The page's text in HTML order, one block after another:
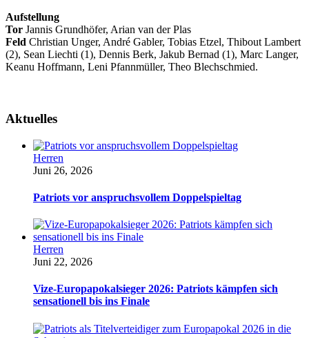
Aufstellung
Tor Jannis Grundhöfer, Arian van der Plas
Feld Christian Unger, André Gabler, Tobias Etzel, Thibout Lambert
(2), Sean Liechti (1), Dennis Berk, Jakub Bernad (1), Marc Langer,
Keanu Hoffmann, Leni Pfannmüller, Theo Blechschmied.
Aktuelles
Herren
Juni 26, 2026
Patriots vor anspruchsvollem Doppelspieltag
Herren
Juni 22, 2026
Vize-Europapokalsieger 2026: Patriots kämpfen sich
sensationell bis ins Finale